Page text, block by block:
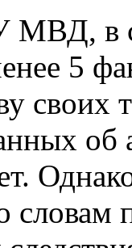
МВД, в
5
об
словам